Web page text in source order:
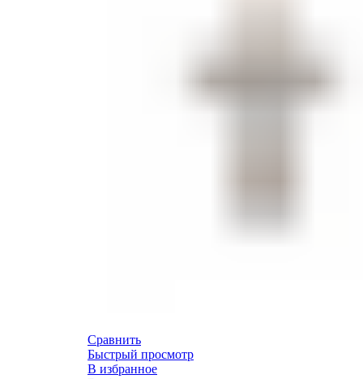
Сравнить
Быстрый просмотр
В избранное